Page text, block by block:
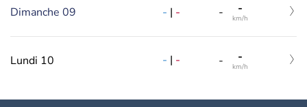
Dimanche 09 - | - - -
km/h
Lundi 10 - | - - -
km/h